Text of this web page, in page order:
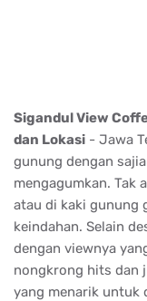
Sigandul View
dan Lokasi - Jawa
gunung dengan
mengagumkan. Tak
atau di kaki gunung
keindahan. Selain
dengan viewnya
nongkrong hits dan
yang menarik untuk